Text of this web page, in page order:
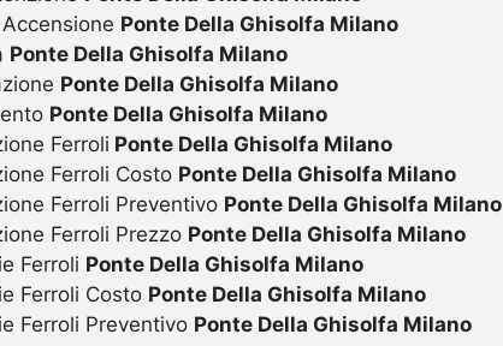
Ponte Della Ghisolfa Milano
Ponte Della Ghisolfa Milano
Ponte Della Ghisolfa Milano
Ponte Della Ghisolfa Milano
Ferroli Ponte Della Ghisolfa Milano
Ferroli Costo Ponte Della Ghisolfa Milano
Ferroli Preventivo Ponte Della Ghisolfa Milano
Ferroli Prezzo Ponte Della Ghisolfa Milano
Ferroli Ponte Della Ghisolfa Milano
Ferroli Costo Ponte Della Ghisolfa Milano
Ferroli Preventivo Ponte Della Ghisolfa Milano